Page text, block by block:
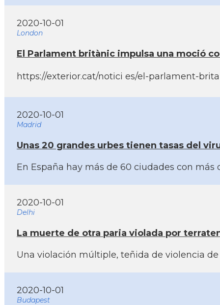
2020-10-01
London
El Parlament britànic impulsa una moció
https://exterior.cat/notici es/el-parlament-
2020-10-01
Madrid
Unas 20 grandes urbes tienen tasas del
En España hay más de 60 ciudades con
2020-10-01
Delhi
La muerte de otra paria violada por
Una violación múltiple, teñida de violencia
2020-10-01
Budapest